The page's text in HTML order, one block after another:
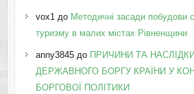
vox1до Методичні засади побудови
туризму в малих містах Рівненщини
anny3845до ПРИЧИНИ ТА
ДЕРЖАВНОГО БОРГУ КРАЇНИ У
БОРГОВОЇ ПОЛІТИКИ